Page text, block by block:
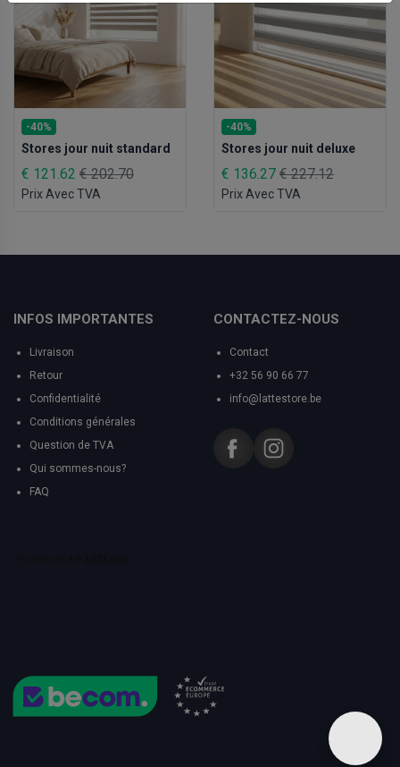
-40%
Stores jour nuit standard
€ 121.62 € 202.70
Prix Avec TVA
-40%
Stores jour nuit deluxe
€ 136.27 € 227.12
Prix Avec TVA
INFOS IMPORTANTES
Livraison
Retour
Confidentialité
Conditions générales
Question de TVA
Qui sommes-nous?
FAQ
CONTACTEZ-NOUS
Contact
+32 56 90 66 77
info@lattestore.be